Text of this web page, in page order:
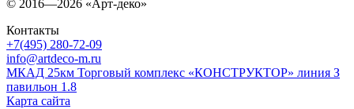
© 2016—2026 «Арт-деко»
Контакты
+7(495) 280-72-09
info@artdeco-m.ru
МКАД 25км Торговый комплекс «КОНСТРУКТОР» линия З
павильон 1.8
Карта сайта